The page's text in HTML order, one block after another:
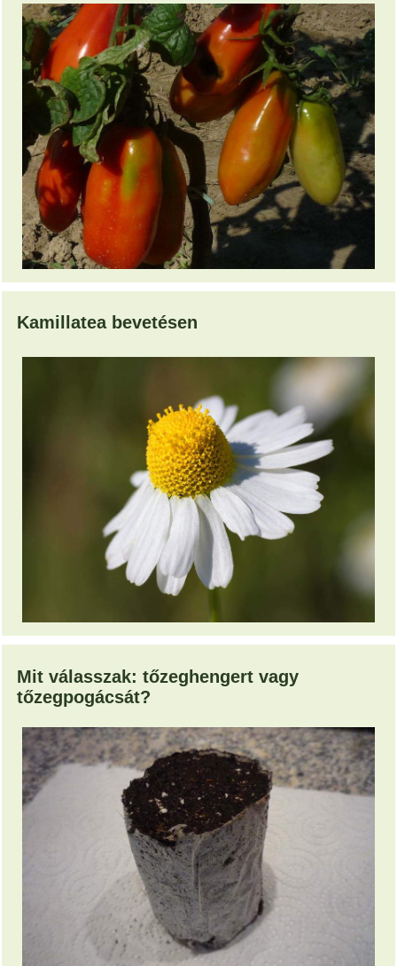
Kamillatea bevetésen
Mit válasszak: tőzeghengert vagy
tőzegpogácsát?